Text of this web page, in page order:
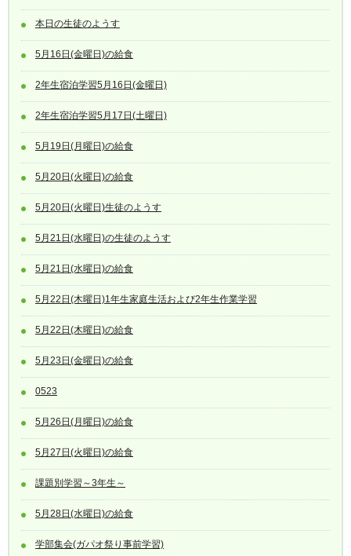
本日の生徒のようす
5月16日(金曜日)の給食
2年生宿泊学習5月16日(金曜日)
2年生宿泊学習5月17日(土曜日)
5月19日(月曜日)の給食
5月20日(火曜日)の給食
5月20日(火曜日)生徒のようす
5月21日(水曜日)の生徒のようす
5月21日(水曜日)の給食
5月22日(木曜日)1年生家庭生活および2年生作業学習
5月22日(木曜日)の給食
5月23日(金曜日)の給食
0523
5月26日(月曜日)の給食
5月27日(火曜日)の給食
課題別学習～3年生～
5月28日(水曜日)の給食
学部集会(ガパオ祭り事前学習)